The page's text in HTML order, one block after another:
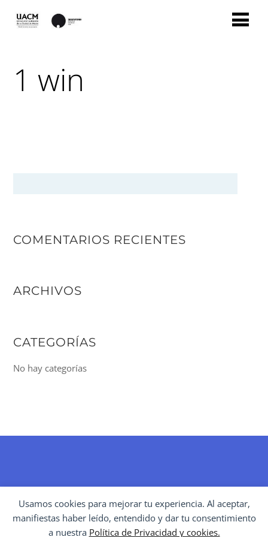
Usamos cookies para mejorar tu experiencia. Al aceptar,
manifiestas haber leído, entendido y dar tu consentimiento
a nuestra Política de Privacidad y cookies.
1 win
COMENTARIOS RECIENTES
ARCHIVOS
CATEGORÍAS
No hay categorías
TO
TOP
POLÍTICAS CULTURALES